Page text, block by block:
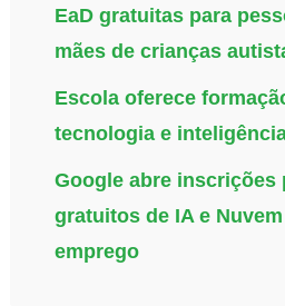
EaD gratuitas para
mães de crianças
Escola oferece
tecnologia e
Google abre inscrições
gratuitos de IA e
emprego